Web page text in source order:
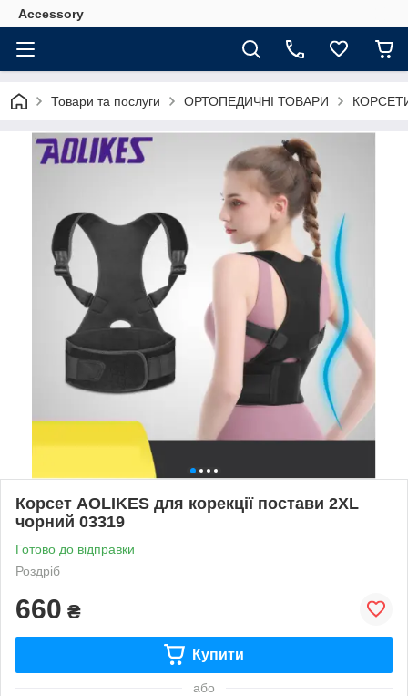
Accessory
Товари та послуги ОРТОПЕДИЧНІ ТОВАРИ
Корсет AOLIKES для корекції постави 2XL
чорний 03319
Готово до відправки
Роздріб
660 ₴
Купити
або